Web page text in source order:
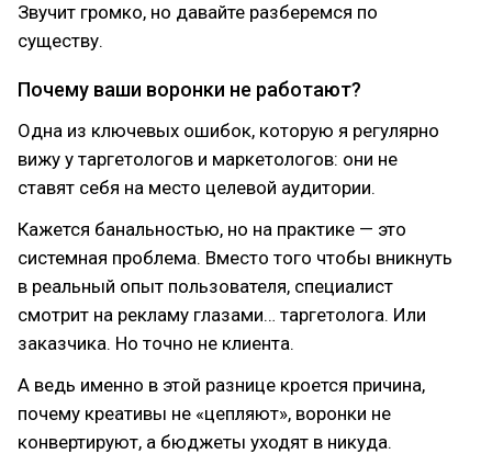
Звучит громко, но давайте разберемся по
существу.
Почему ваши воронки не работают?
Одна из ключевых ошибок, которую я регулярно
вижу у таргетологов и маркетологов: они не
ставят себя на место целевой аудитории.
Кажется банальностью, но на практике — это
системная проблема. Вместо того чтобы вникнуть
в реальный опыт пользователя, специалист
смотрит на рекламу глазами… таргетолога. Или
заказчика. Но точно не клиента.
А ведь именно в этой разнице кроется причина,
почему креативы не «цепляют», воронки не
конвертируют, а бюджеты уходят в никуда.